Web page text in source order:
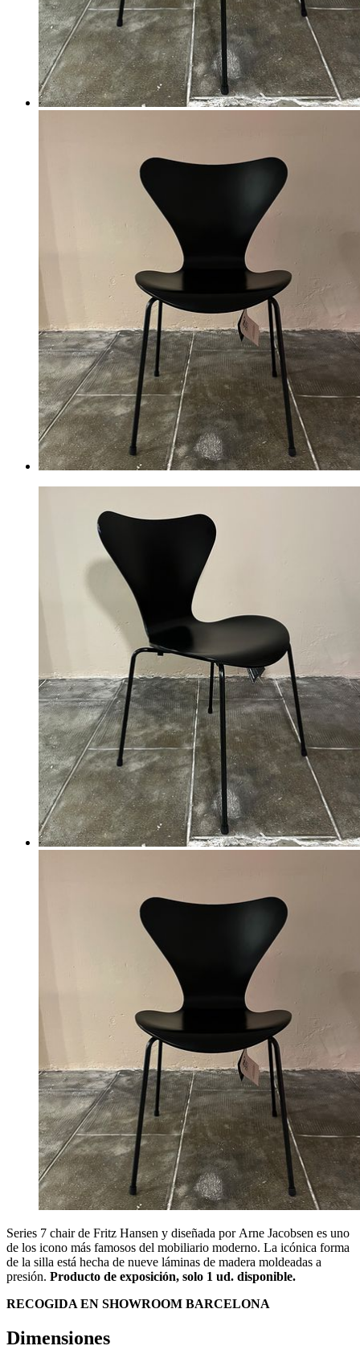
Series 7 chair de Fritz Hansen y diseñada por Arne Jacobsen es uno
de los icono más famosos del mobiliario moderno. La icónica forma
de la silla está hecha de nueve láminas de madera moldeadas a
presión. Producto de exposición, solo 1 ud. disponible.
RECOGIDA EN SHOWROOM BARCELONA
Dimensiones